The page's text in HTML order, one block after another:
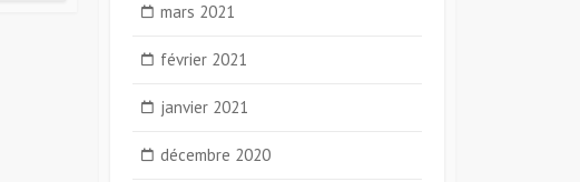
mars 2021
février 2021
janvier 2021
décembre 2020